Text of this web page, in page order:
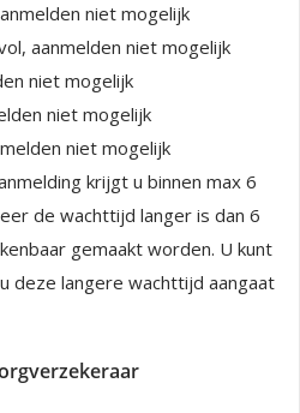
niet mogelijk
aanmelden niet mogelijk
niet mogelijk
niet mogelijk
niet mogelijk
krijgt u binnen max 6
de wachttijd langer is dan 6
gemaakt worden. U kunt
deze langere wachttijd aangaat